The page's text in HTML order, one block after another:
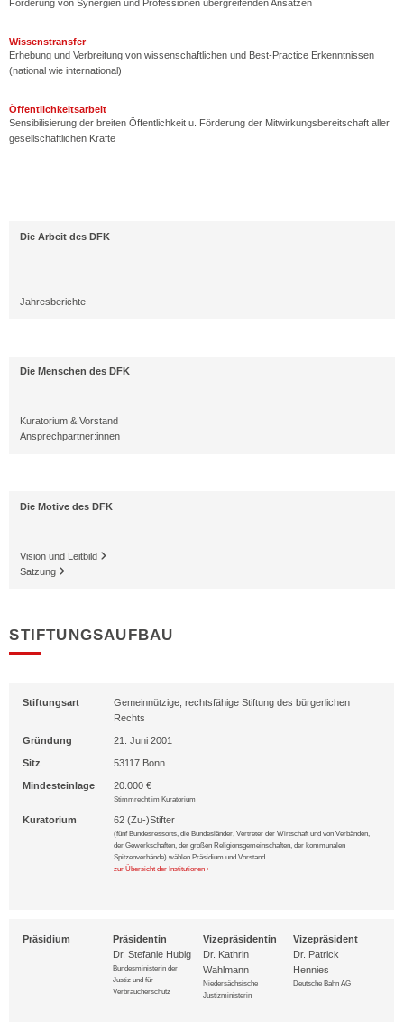
Förderung von Synergien und Professionen übergreifenden Ansätzen
Wissenstransfer
Erhebung und Verbreitung von wissenschaftlichen und Best-Practice Erkenntnissen
(national wie international)
Öffentlichkeitsarbeit
Sensibilisierung der breiten Öffentlichkeit u. Förderung der Mitwirkungsbereitschaft aller
gesellschaftlichen Kräfte
Die Arbeit des DFK
Jahresberichte
Die Menschen des DFK
Kuratorium & Vorstand
Ansprechpartner:innen
Die Motive des DFK
Vision und Leitbild
Satzung
STIFTUNGSAUFBAU
Stiftungsart
Gemeinnützige, rechtsfähige Stiftung des bürgerlichen
Rechts
Gründung 21. Juni 2001
Sitz 53117 Bonn
Mindesteinlage 20.000 €
Stimmrecht im Kuratorium
Kuratorium 62 (Zu-)Stifter
(fünf Bundesressorts, die Bundesländer, Vertreter der Wirtschaft und von Verbänden,
der Gewerkschaften, der großen Religionsgemeinschaften, der kommunalen
Spitzenverbände) wählen Präsidium und Vorstand
zur Übersicht der Institutionen ›
Präsidium
Präsidentin
Dr. Stefanie Hubig
Bundesministerin der
Justiz und für
Verbraucherschutz
Vizepräsidentin
Dr. Kathrin
Wahlmann
Niedersächsische
Justizministerin
Vizepräsident
Dr. Patrick
Hennies
Deutsche Bahn AG